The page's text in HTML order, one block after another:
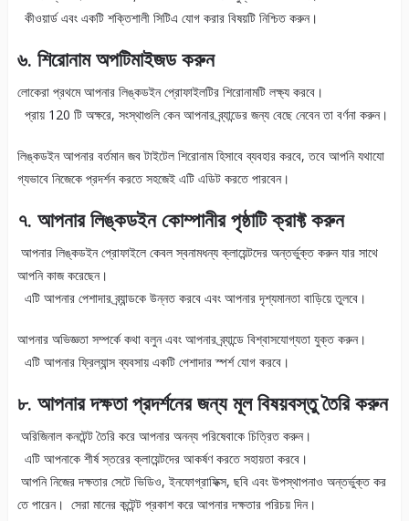
কীওয়ার্ড এবং একটি শক্তিশালী সিটিএ যোগ করার বিষয়টি নিশ্চিত করুন।
৬. শিরোনাম অপটিমাইজড করুন
লোকেরা প্রথমে আপনার লিঙ্কডইন প্রোফাইলটির শিরোনামটি লক্ষ্য করবে।
প্রায় 120 টি অক্ষরে, সংস্থাগুলি কেন আপনার ব্র্যান্ডের জন্য বেছে নেবেন তা বর্ণনা করুন।
লিঙ্কডইন আপনার বর্তমান জব টাইটেল শিরোনাম হিসাবে ব্যবহার করবে, তবে আপনি যথাযো
গ্যভাবে নিজেকে প্রদর্শন করতে সহজেই এটি এডিট করতে পারবেন।
৭. আপনার লিঙ্কডইন কোম্পানীর পৃষ্ঠাটি ক্রাফ্ট করুন
আপনার লিঙ্কডইন প্রোফাইলে কেবল স্বনামধন্য ক্লায়েন্টদের অন্তর্ভুক্ত করুন যার সাথে
আপনি কাজ করেছেন।
এটি আপনার পেশাদার ব্র্যান্ডকে উন্নত করবে এবং আপনার দৃশ্যমানতা বাড়িয়ে তুলবে।
আপনার অভিজ্ঞতা সম্পর্কে কথা বলুন এবং আপনার ব্র্যান্ডে বিশ্বাসযোগ্যতা যুক্ত করুন।
এটি আপনার ফ্রিল্যান্স ব্যবসায় একটি পেশাদার স্পর্শ যোগ করবে।
৮. আপনার দক্ষতা প্রদর্শনের জন্য মূল বিষয়বস্তু তৈরি করুন
অরিজিনাল কনটেন্ট তৈরি করে আপনার অনন্য পরিষেবাকে চিত্রিত করুন।
এটি আপনাকে শীর্ষ স্তরের ক্লায়েন্টদের আকর্ষণ করতে সহায়তা করবে।
আপনি নিজের দক্ষতার সেটে ভিডিও, ইনফোগ্রাফিক্স, ছবি এবং উপস্থাপনাও অন্তর্ভুক্ত কর
তে পারেন। সেরা মানের কন্টেন্ট প্রকাশ করে আপনার দক্ষতার পরিচয় দিন।